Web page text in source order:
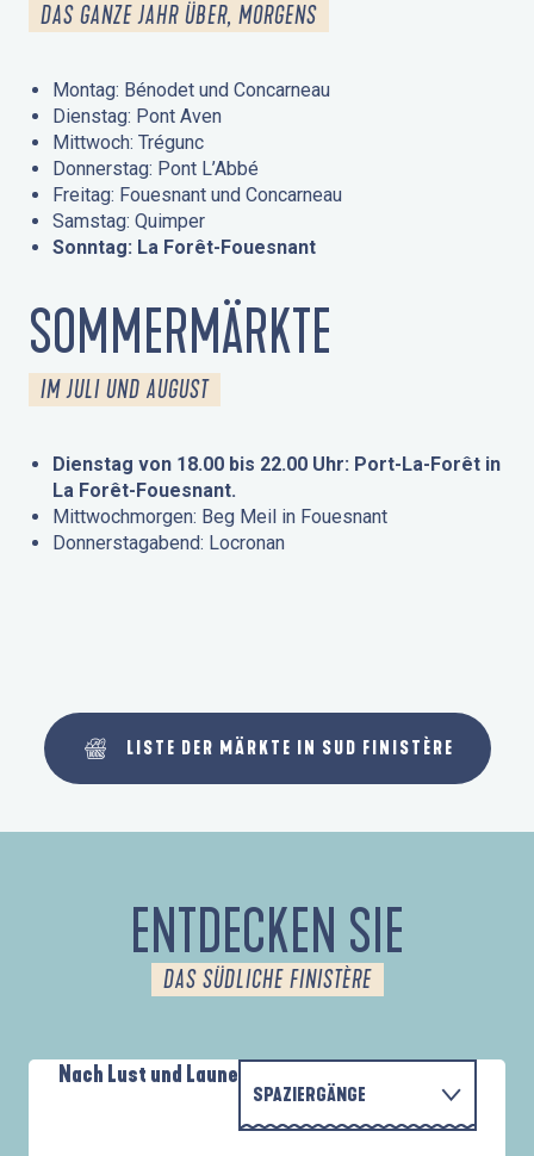
DAS GANZE JAHR ÜBER, MORGENS
Montag: Bénodet und Concarneau
Dienstag: Pont Aven
Mittwoch: Trégunc
Donnerstag: Pont L’Abbé
Freitag: Fouesnant und Concarneau
Samstag: Quimper
Sonntag: La Forêt-Fouesnant
SOMMERMÄRKTE
IM JULI UND AUGUST
Dienstag von 18.00 bis 22.00 Uhr: Port-La-Forêt in
La Forêt-Fouesnant.
Mittwochmorgen: Beg Meil in Fouesnant
Donnerstagabend: Locronan
LISTE DER MÄRKTE IN SUD FINISTÈRE
ENTDECKEN SIE
DAS SÜDLICHE FINISTÈRE
Nach Lust und Laune
SPAZIERGÄNGE